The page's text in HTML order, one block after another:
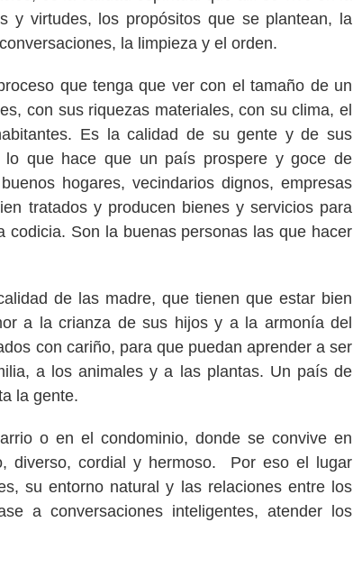
y virtudes, los propósitos que se plantean, la
la limpieza y el orden.
que tenga que ver con el tamaño de un
con sus riquezas materiales, con su clima, el
Es la calidad de su gente y de sus
que hace que un país prospere y goce de
hogares, vecindarios dignos, empresas
tratados y producen bienes y servicios para
codicia. Son la buenas personas las que hacer
de las madre, que tienen que estar bien
a la crianza de sus hijos y a la armonía del
con cariño, para que puedan aprender a ser
a los animales y a las plantas. Un país de
la gente.
o en el condominio, donde se convive en
diverso, cordial y hermoso. Por eso el lugar
su entorno natural y las relaciones entre los
a conversaciones inteligentes, atender los